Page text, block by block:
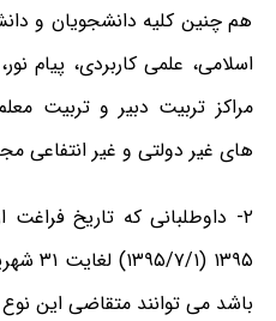
هم چنین کلیه دانشجویان و
اسلامی، علمی کاربردی، پیام
مراکز تربیت دبیر و تربیت
های غیر دولتی و غیر انتفاعی
۲- داوطلبانی که تاریخ
باشد می توانند متقاضی این